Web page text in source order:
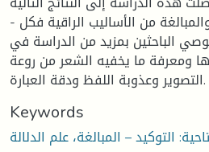
- أن أسلوب التوكيد والمبالغة من الأساليب الراقية فكل
الباحثين بمزيد من الدراسة في
ومعرفة ما يخفيه الشعر من روعة
التصوير وعذوبة اللفظ ودقة العبارة.
Keywords
التوكيد – المبالغة، علم الدلالة